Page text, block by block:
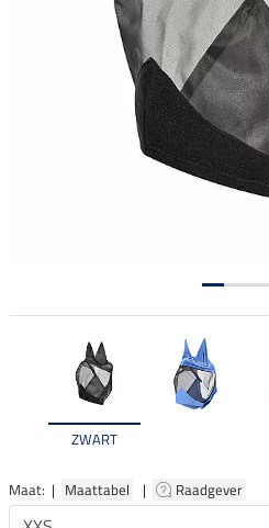
ZWART
Maat: | Maattabel | Raadgever